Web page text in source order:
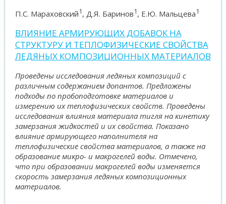
П.С. Мараховский1, Д.Я. Баринов1, Е.Ю. Мальцева1
ВЛИЯНИЕ АРМИРУЮЩИХ ДОБАВОК НА
СТРУКТУРУ И ТЕПЛОФИЗИЧЕСКИЕ СВОЙСТВА
ЛЕДЯНЫХ КОМПОЗИЦИОННЫХ МАТЕРИАЛОВ
Проведены исследования ледяных композиций с
различным содержанием допантов. Предложены
подходы по пробоподготовке материалов и
измерению их теплофизических свойств. Проведены
исследования влияния материала тигля на кинетику
замерзания жидкостей и их свойства. Показано
влияние армирующего наполнителя на
теплофизические свойства материалов, а также на
образование микро- и макрогелей воды. Отмечено,
что при образовании макрогелей воды изменяется
скорость замерзания ледяных композиционных
материалов.